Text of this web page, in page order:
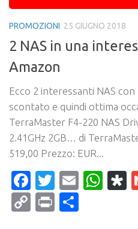
PROMOZIONI 25 GIUGNO 2018
2 NAS in una
Amazon
Ecco 2 interessanti NAS
scontato e quindi ottima
TerraMaster F4-220 NAS
2.41GHz 2GB… di
519,00 Prezzo: EUR...
Facebook
Twitter
Email
CopyPrint